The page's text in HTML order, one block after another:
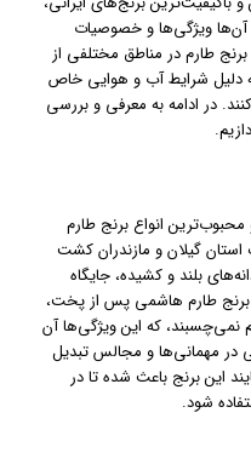
آن‌ها ویژگی‌ها و خصوصیات
طارم در مناطق مختلفی از
دلیل شرایط آب و هوایی خاص
در ادامه به معرفی و بررسی
انواع برنج طارم
گیلان و مازندران کشت
بلند و کشیده، جایگاه
برنج طارم هاشمی پس از پخت،
که این ویژگی‌ها آن
در مهمانی‌ها و مجالس تبدیل
این برنج باعث شده تا در
شود.